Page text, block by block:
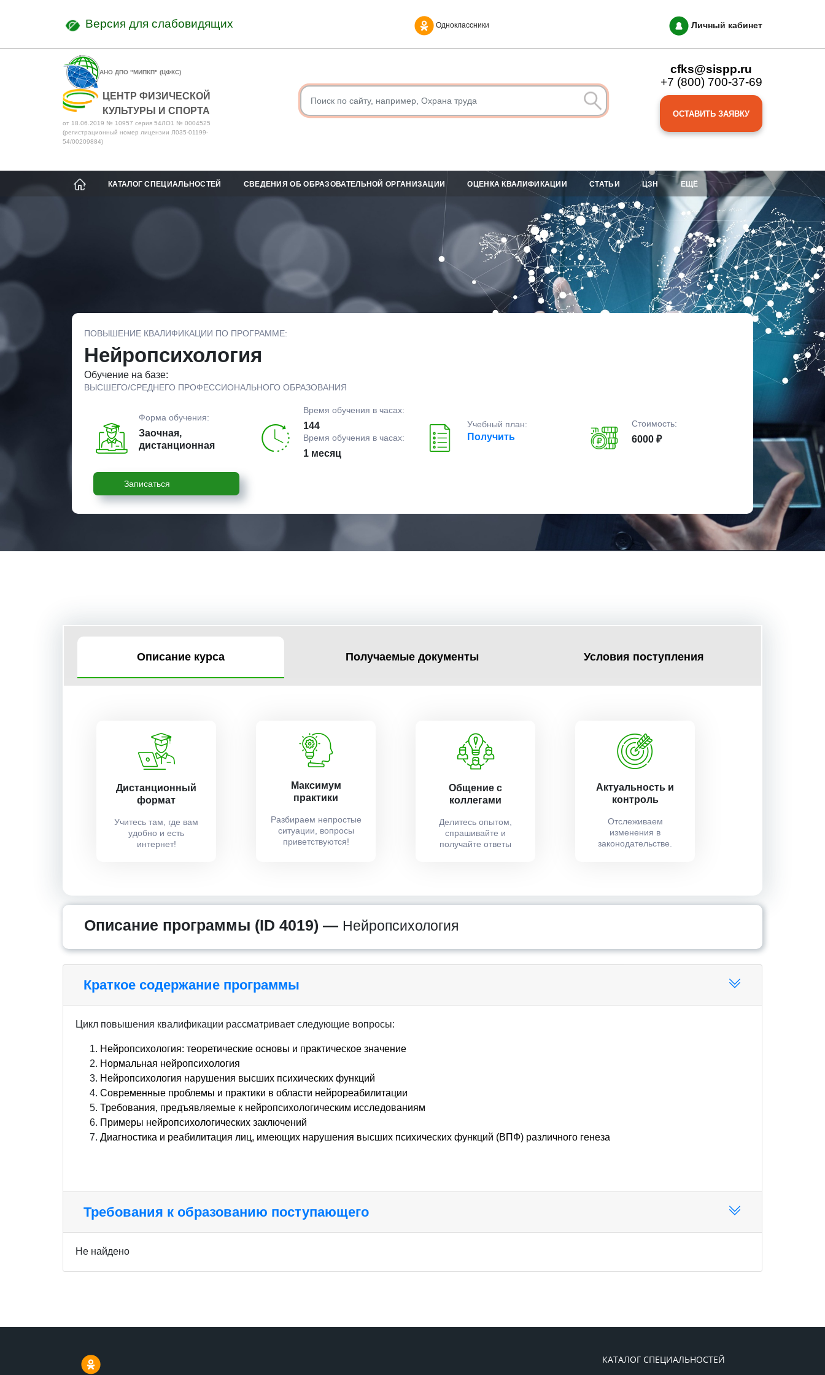
Версия для слабовидящих Одноклассники Личный кабинет
АНО ДПО "МИПКП" (ЦФКС)
ЦЕНТР ФИЗИЧЕСКОЙ
КУЛЬТУРЫ И СПОРТА
от 18.06.2019 № 10957 серия 54ЛО1 № 0004525
(регистрационный номер лицензии Л035-01199-
54/00209884)
cfks@sispp.ru
+7 (800) 700-37-69
ОСТАВИТЬ ЗАЯВКУ
КАТАЛОГ СПЕЦИАЛЬНОСТЕЙ СВЕДЕНИЯ ОБ ОБРАЗОВАТЕЛЬНОЙ ОРГАНИЗАЦИИ ОЦЕНКА КВАЛИФИКАЦИИ СТАТЬИ ЦЗН ЕЩЁ
ПОВЫШЕНИЕ КВАЛИФИКАЦИИ ПО ПРОГРАММЕ:
Нейропсихология
Обучение на базе:
ВЫСШЕГО/СРЕДНЕГО ПРОФЕССИОНАЛЬНОГО ОБРАЗОВАНИЯ
Форма обучения:
Заочная,
дистанционная
Время обучения в часах:
144
Время обучения в часах:
1 месяц
Учебный план:
Получить
Стоимость:
6000 ₽
Записаться
Описание курса Получаемые документы Условия поступления
Дистанционный
формат
Учитесь там, где вам
удобно и есть
интернет!
Максимум
практики
Разбираем непростые
ситуации, вопросы
приветствуются!
Общение с
коллегами
Делитесь опытом,
спрашивайте и
получайте ответы
Актуальность и
контроль
Отслеживаем
изменения в
законодательстве.
Описание программы (ID 4019) — Нейропсихология
Краткое содержание программы
Цикл повышения квалификации рассматривает следующие вопросы:
Нейропсихология: теоретические основы и практическое значение
Нормальная нейропсихология
Нейропсихология нарушения высших психических функций
Современные проблемы и практики в области нейрореабилитации
Требования, предъявляемые к нейропсихологическим исследованиям
Примеры нейропсихологических заключений
Диагностика и реабилитация лиц, имеющих нарушения высших психических функций (ВПФ) различного генеза
Требования к образованию поступающего
Не найдено
КАТАЛОГ СПЕЦИАЛЬНОСТЕЙ